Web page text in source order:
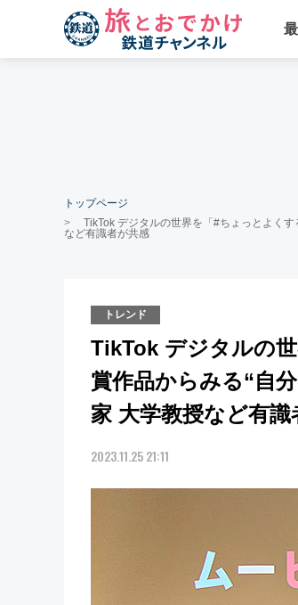
トップページ
TikTok デジタルの世界を「#ちょっとよく
など有識者が共感
トレンド
TikTok デジタルの
賞作品からみる“自
家 大学教授など有識
2023.11.25 21:11